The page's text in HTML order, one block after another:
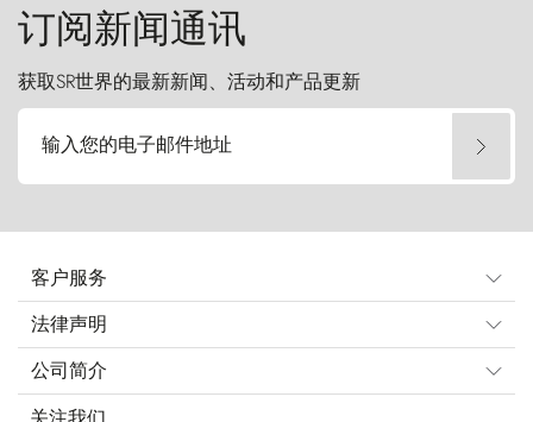
订阅新闻通讯
获取SR世界的最新新闻、活动和产品更新
输入您的电子邮件地址
客户服务
法律声明
公司简介